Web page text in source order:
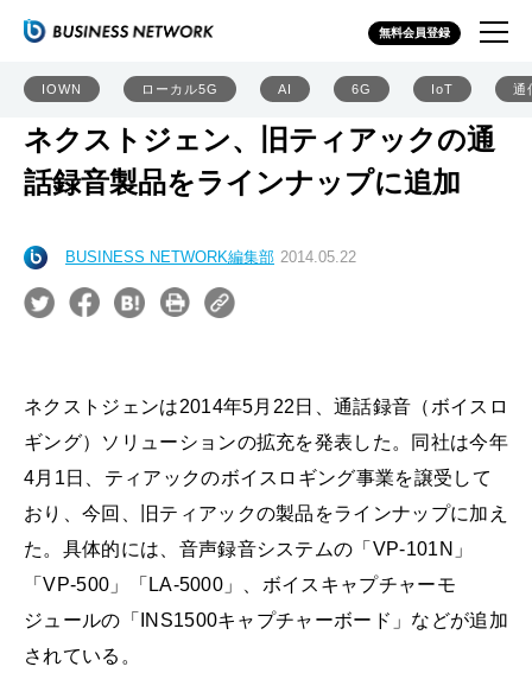
無料会員登録
IOWN ローカル5G AI 6G IoT 通
ネクストジェン、旧ティアックの通
話録音製品をラインナップに追加
BUSINESS NETWORK編集部 2014.05.22
ネクストジェンは2014年5月22日、通話録音（ボイスロ
ギング）ソリューションの拡充を発表した。同社は今年
4月1日、ティアックのボイスロギング事業を譲受して
おり、今回、旧ティアックの製品をラインナップに加え
た。具体的には、音声録音システムの「VP-101N」
「VP-500」「LA-5000」、ボイスキャプチャーモ
ジュールの「INS1500キャプチャーボード」などが追加
されている。